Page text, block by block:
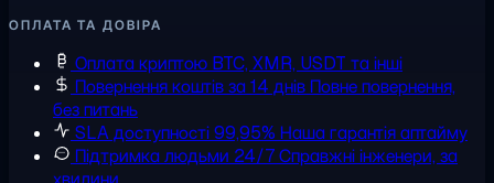
ОПЛАТА ТА ДОВІРА
Оплата криптою BTC, XMR, USDT та інші
Повернення коштів за 14 днів Повне повернення,
без питань
SLA доступності 99,95% Наша гарантія аптайму
Підтримка людьми 24/7Справжні інженери, за